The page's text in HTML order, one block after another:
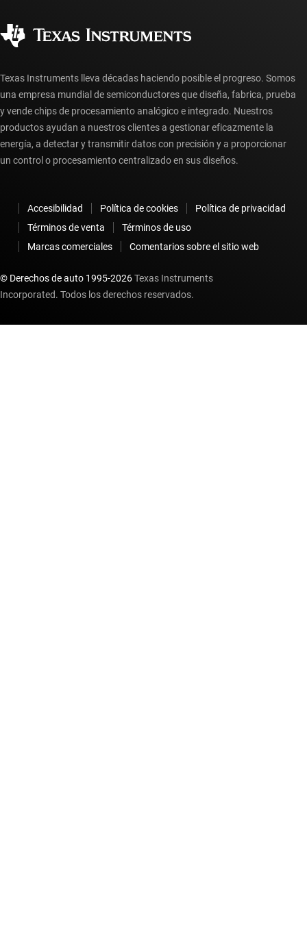
Preguntas frecuentes sobre la cuenta myTI
Texas Instruments lleva décadas haciendo posible el progreso. Somos
una empresa mundial de semiconductores que diseña, fabrica, prueba
y vende chips de procesamiento analógico e integrado. Nuestros
productos ayudan a nuestros clientes a gestionar eficazmente la
energía, a detectar y transmitir datos con precisión y a proporcionar
un control o procesamiento centralizado en sus diseños.
Accesibilidad Política de cookies
Política de privacidad
Términos de venta
Términos de uso
Marcas comerciales
Comentarios sobre el sitio web
© Derechos de auto 1995-2026Texas Instruments
Incorporated. Todos los derechos reservados.